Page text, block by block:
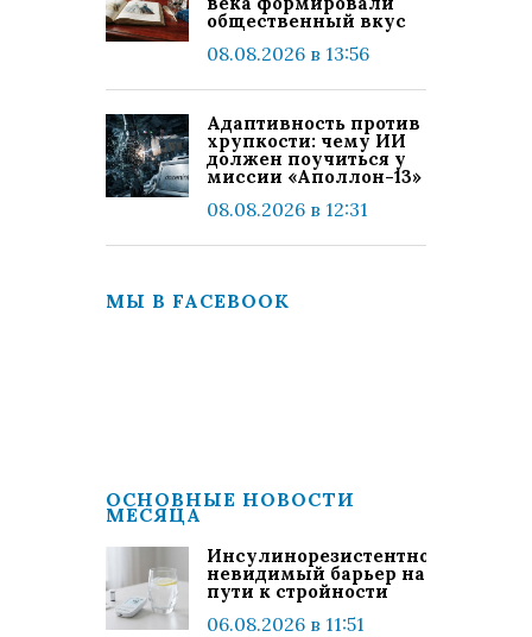
общественный вкус
08.08.2026 в 13:56
Адаптивность против
хрупкости: чему ИИ
должен поучиться у
миссии «Аполлон-13»
08.08.2026 в 12:31
МЫ В FACEBOOK
ОСНОВНЫЕ НОВОСТИ
МЕСЯЦА
Инсулинорезистентность:
невидимый барьер на
пути к стройности
06.08.2026 в 11:51